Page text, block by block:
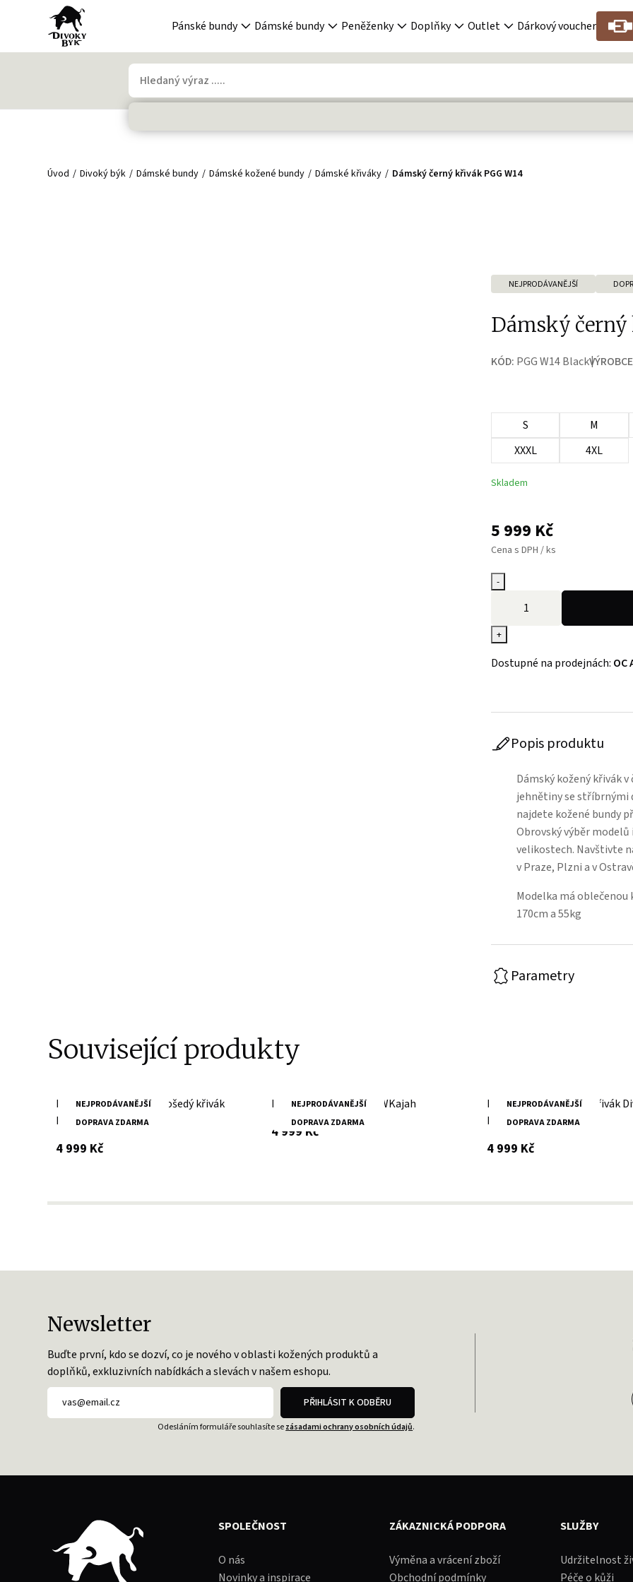
Pánské bundy Dámské bundy Peněženky Doplňky Outlet Dárkový voucher
Úvod Divoký býk Dámské bundy Dámské kožené bundy Dámské křiváky Dámský černý křivák PGG W14
NEJPRODÁVANĚJŠÍ
Dámský černý
KÓD: PGG W14 Black
S M
XXXL
4XL
Skladem
5 999 Kč
Cena s DPH / ks
-
+
Dostupné na prodejnách: OC
Popis produktu
Dámský kožený křivák
jehnětiny se stříbrnými
najdete kožené bundy
Obrovský výběr
velikostech. Navštivte
v Praze, Plzni a v
Modelka má oblečenou
170cm a 55kg
Parametry
Související produkty
NEJPRODÁVANĚJŠÍ
DOPRAVA ZDARMA
Dámský kožený stříbrnošedý křivák
MWPasja
4 999 Kčs DPH
NEJPRODÁVANĚJŠÍ
DOPRAVA ZDARMA
Dámský černý křivák MWKajah
4 999 Kčs DPH
NEJPRODÁVANĚJŠÍ
DOPRAVA ZDARMA
Dámský černý kožený křivák
býk GGPIPER
4 999 Kčs DPH
Newsletter
Buďte první, kdo se dozví, co je nového v oblasti kožených produktů a
doplňků, exkluzivních nabídkách a slevách v našem eshopu.
PŘIHLÁSIT K ODBĚRU
Odesláním formuláře souhlasíte sezásadami ochrany osobních údajů.
SPOLEČNOST
O nás
Novinky a inspirace
ZÁKAZNICKÁ PODPORA
Výměna a vrácení zboží
Obchodní podmínky
SLUŽBY
Udržitelnost
Péče o kůži